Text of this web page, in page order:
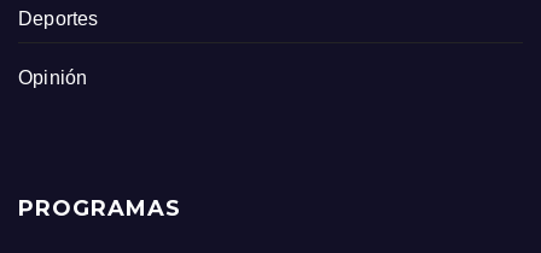
Deportes
Opinión
PROGRAMAS